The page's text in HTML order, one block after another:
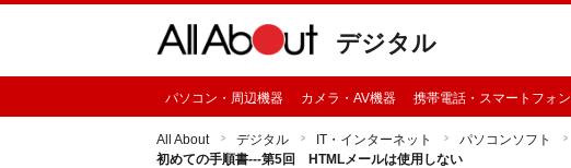
デジタル
パソコン・周辺機器 カメラ・AV機器 携帯電話・スマートフォン
All About デジタル IT・インターネット パソコンソフト
初めての手順書---第5回 HTMLメールは使用しない